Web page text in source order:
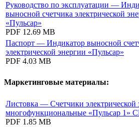
Руководство по эксплуатации —
выносной счетчика электрической
«Пульсар»
PDF 12.69 MB
Паспорт — Индикатор выносной
электрической энергии «Пульсар»
PDF 4.03 MB
Маркетинговые материалы:
Листовка — Счетчики электрической
многофункциональные «Пульсар 1»
PDF 1.85 MB